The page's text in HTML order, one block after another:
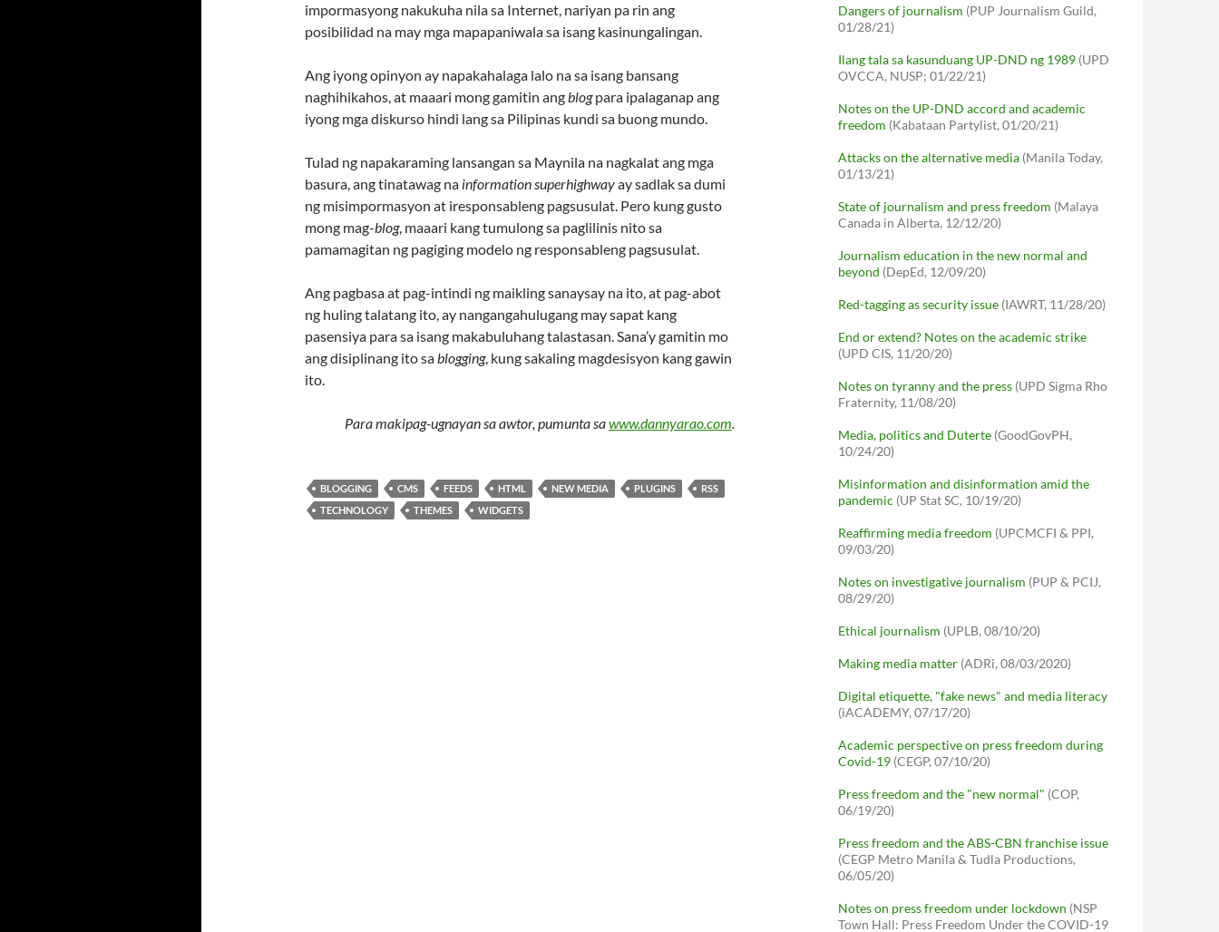
impormasyong nakukuha nila sa Internet, nariyan pa rin ang
posibilidad na may mga mapapaniwala sa isang kasinungalingan.
Ang iyong opinyon ay napakahalaga lalo na sa isang bansang
naghihikahos, at maaari mong gamitin angblogpara ipalaganap ang
iyong mga diskurso hindi lang sa Pilipinas kundi sa buong mundo.
Tulad ng napakaraming lansangan sa Maynila na nagkalat ang mga
basura, ang tinatawag na information superhighwayay sadlak sa dumi
ng misimpormasyon at iresponsableng pagsusulat. Pero kung gusto
mong mag-blog, maaari kang tumulong sa paglilinis nito sa
pamamagitan ng pagiging modelo ng responsableng pagsusulat.
Ang pagbasa at pag-intindi ng maikling sanaysay na ito, at pag-abot
ng huling talatang ito, ay nangangahulugang may sapat kang
pasensiya para sa isang makabuluhang talastasan. Sana’y gamitin mo
ang disiplinang ito sablogging, kung sakaling magdesisyon kang gawin
ito.
Para makipag-ugnayan sa awtor, pumunta sawww.dannyarao.com.
BLOGGING CMS FEEDS HTML NEW MEDIA PLUGINS
RSS
TECHNOLOGY
THEMES WIDGETS
Dangers of journalism (PUP Journalism Guild,
01/28/21)
Ilang tala sa kasunduang UP-DND ng 1989 (UPD
OVCCA, NUSP; 01/22/21)
Notes on the UP-DND accord and academic
freedom (Kabataan Partylist, 01/20/21)
Attacks on the alternative media (Manila Today,
01/13/21)
State of journalism and press freedom (Malaya
Canada in Alberta, 12/12/20)
Journalism education in the new normal and
beyond (DepEd, 12/09/20)
Red-tagging as security issue (IAWRT, 11/28/20)
End or extend? Notes on the academic strike
(UPD CIS, 11/20/20)
Notes on tyranny and the press (UPD Sigma Rho
Fraternity, 11/08/20)
Media, politics and Duterte (GoodGovPH,
10/24/20)
Misinformation and disinformation amid the
pandemic (UP Stat SC, 10/19/20)
Reaffirming media freedom (UPCMCFI & PPI,
09/03/20)
Notes on investigative journalism (PUP & PCIJ,
08/29/20)
Ethical journalism (UPLB, 08/10/20)
Making media matter (ADRi, 08/03/2020)
Digital etiquette, "fake news" and media literacy
(iACADEMY, 07/17/20)
Academic perspective on press freedom during
Covid-19 (CEGP, 07/10/20)
Press freedom and the "new normal" (COP,
06/19/20)
Press freedom and the ABS-CBN franchise issue
(CEGP Metro Manila & Tudla Productions,
06/05/20)
Notes on press freedom under lockdown (NSP
Town Hall: Press Freedom Under the COVID-19